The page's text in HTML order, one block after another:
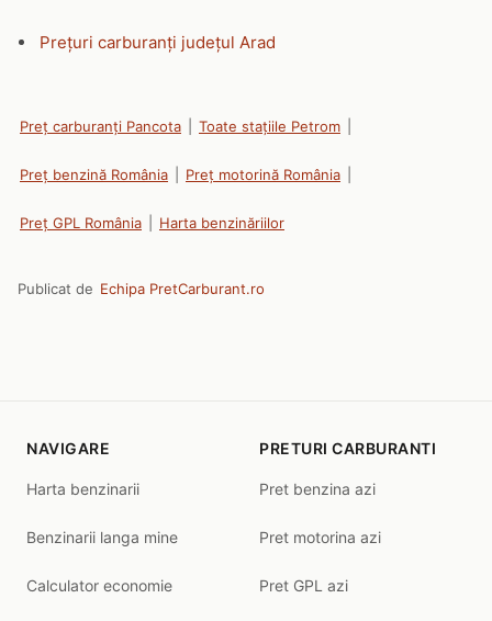
Prețuri carburanți județul Arad
Preț carburanți Pancota Toate stațiile Petrom
Preț benzină România Preț motorină România
Preț GPL România Harta benzinăriilor
Publicat de Echipa PretCarburant.ro
NAVIGARE
Harta benzinarii
Benzinarii langa mine
Calculator economie
PRETURI CARBURANTI
Pret benzina azi
Pret motorina azi
Pret GPL azi